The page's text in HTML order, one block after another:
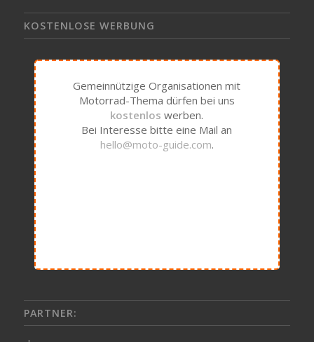
KOSTENLOSE WERBUNG
Gemeinnützige Organisationen mit
Motorrad-Thema dürfen bei uns
kostenlos werben.
Bei Interesse bitte eine Mail an
hello@moto-guide.com.
PARTNER: